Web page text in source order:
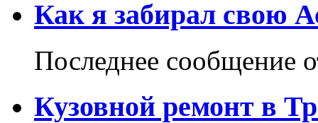
Как я забирал свою
Последнее сообщение
Кузовной ремонт в